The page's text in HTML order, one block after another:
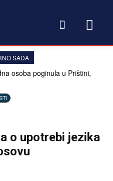
SADA
osoba poginula u Prištini,
o upotrebi jezika